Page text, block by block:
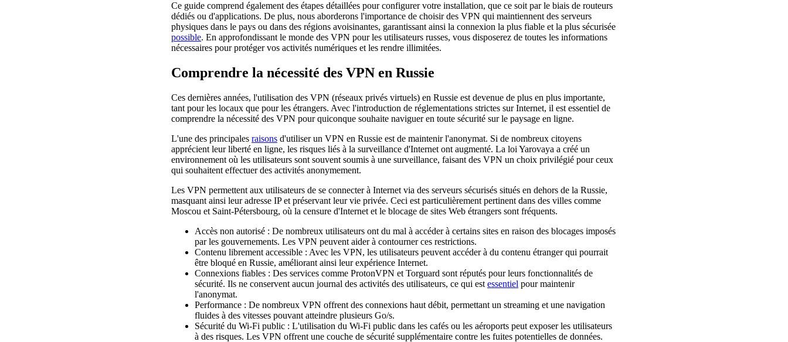
Ce guide comprend également des étapes détaillées pour configurer votre installation, que ce soit par le biais de routeurs
dédiés ou d'applications. De plus, nous aborderons l'importance de choisir des VPN qui maintiennent des serveurs
physiques dans le pays ou dans des régions avoisinantes, garantissant ainsi la connexion la plus fiable et la plus sécurisée
possible. En approfondissant le monde des VPN pour les utilisateurs russes, vous disposerez de toutes les informations
nécessaires pour protéger vos activités numériques et les rendre illimitées.
Comprendre la nécessité des VPN en Russie
Ces dernières années, l'utilisation des VPN (réseaux privés virtuels) en Russie est devenue de plus en plus importante,
tant pour les locaux que pour les étrangers. Avec l'introduction de réglementations strictes sur Internet, il est essentiel de
comprendre la nécessité des VPN pour quiconque souhaite naviguer en toute sécurité sur le paysage en ligne.
L'une des principales raisons d'utiliser un VPN en Russie est de maintenir l'anonymat. Si de nombreux citoyens
apprécient leur liberté en ligne, les risques liés à la surveillance d'Internet ont augmenté. La loi Yarovaya a créé un
environnement où les utilisateurs sont souvent soumis à une surveillance, faisant des VPN un choix privilégié pour ceux
qui souhaitent effectuer des activités anonymement.
Les VPN permettent aux utilisateurs de se connecter à Internet via des serveurs sécurisés situés en dehors de la Russie,
masquant ainsi leur adresse IP et préservant leur vie privée. Ceci est particulièrement pertinent dans des villes comme
Moscou et Saint-Pétersbourg, où la censure d'Internet et le blocage de sites Web étrangers sont fréquents.
Accès non autorisé : De nombreux utilisateurs ont du mal à accéder à certains sites en raison des blocages imposés
par les gouvernements. Les VPN peuvent aider à contourner ces restrictions.
Contenu librement accessible : Avec les VPN, les utilisateurs peuvent accéder à du contenu étranger qui pourrait
être bloqué en Russie, améliorant ainsi leur expérience Internet.
Connexions fiables : Des services comme ProtonVPN et Torguard sont réputés pour leurs fonctionnalités de
sécurité. Ils ne conservent aucun journal des activités des utilisateurs, ce qui est essentiel pour maintenir
l'anonymat.
Performance : De nombreux VPN offrent des connexions haut débit, permettant un streaming et une navigation
fluides à des vitesses pouvant atteindre plusieurs Go/s.
Sécurité du Wi-Fi public : L'utilisation du Wi-Fi public dans les cafés ou les aéroports peut exposer les utilisateurs
à des risques. Les VPN offrent une couche de sécurité supplémentaire contre les fuites potentielles de données.